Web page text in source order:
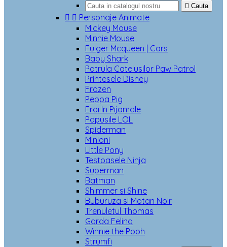
 Cauta
  Personaje Animate
Mickey Mouse
Minnie Mouse
Fulger Mcqueen | Cars
Baby Shark
Patrula Catelusilor Paw Patrol
Printesele Disney
Frozen
Peppa Pig
Eroi In Pijamale
Papusile LOL
Spiderman
Minioni
Little Pony
Testoasele Ninja
Superman
Batman
Shimmer si Shine
Buburuza si Motan Noir
Trenuletul Thomas
Garda Felina
Winnie the Pooh
Strumfi